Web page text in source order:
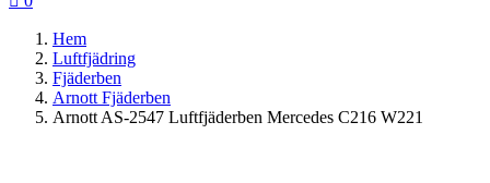
Hem
Luftfjädring
Fjäderben
Arnott Fjäderben
Arnott AS-2547 Luftfjäderben Mercedes C216 W221